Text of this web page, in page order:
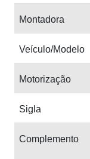
Montadora
Veículo/Modelo
Motorização
Sigla
Complemento